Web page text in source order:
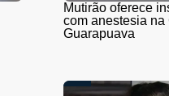
Mutirão oferece
com anestesia
Guarapuava